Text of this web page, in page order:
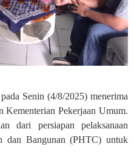
Senin (4/8/2025) menerima
Pekerjaan Umum.
dari persiapan pelaksanaan
dan Bangunan (PHTC) untuk